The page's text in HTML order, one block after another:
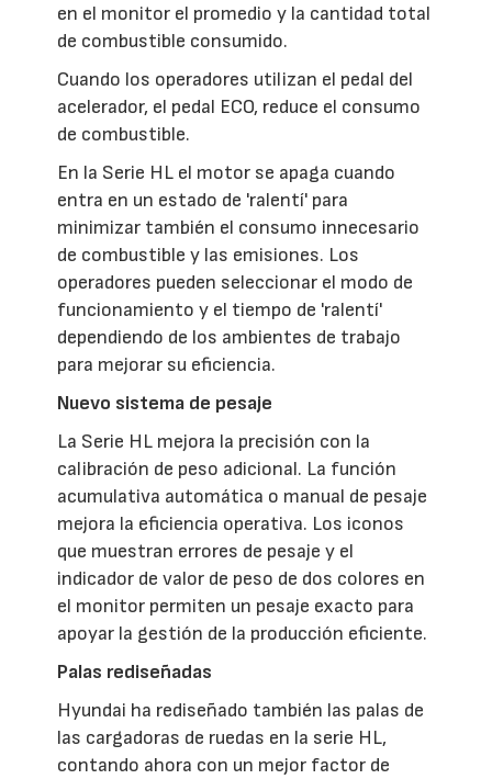
en el monitor el promedio y la cantidad total
de combustible consumido.
Cuando los operadores utilizan el pedal del
acelerador, el pedal ECO, reduce el consumo
de combustible.
En la Serie HL el motor se apaga cuando
entra en un estado de 'ralentí' para
minimizar también el consumo innecesario
de combustible y las emisiones. Los
operadores pueden seleccionar el modo de
funcionamiento y el tiempo de 'ralentí'
dependiendo de los ambientes de trabajo
para mejorar su eficiencia.
Nuevo sistema de pesaje
La Serie HL mejora la precisión con la
calibración de peso adicional. La función
acumulativa automática o manual de pesaje
mejora la eficiencia operativa. Los iconos
que muestran errores de pesaje y el
indicador de valor de peso de dos colores en
el monitor permiten un pesaje exacto para
apoyar la gestión de la producción eficiente.
Palas rediseñadas
Hyundai ha rediseñado también las palas de
las cargadoras de ruedas en la serie HL,
contando ahora con un mejor factor de